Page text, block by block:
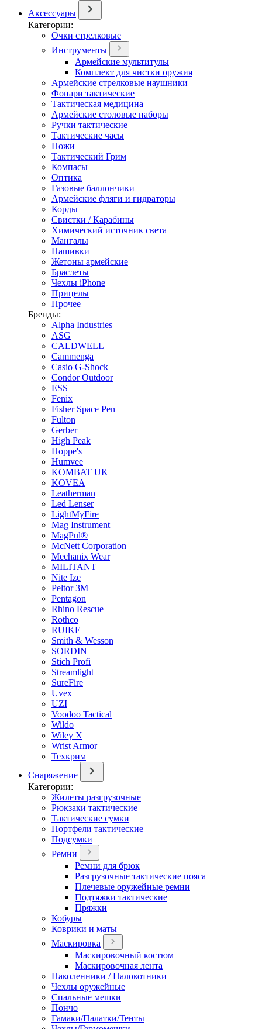
Аксессуары
Категории:
Очки стрелковые
Инструменты
Армейские мультитулы
Комплект для чистки оружия
Армейские стрелковые наушники
Фонари тактические
Тактическая медицина
Армейские столовые наборы
Ручки тактические
Тактические часы
Ножи
Тактический Грим
Компасы
Оптика
Газовые баллончики
Армейские фляги и гидраторы
Корды
Свистки / Карабины
Химический источник света
Мангалы
Нашивки
Жетоны армейские
Браслеты
Чехлы iPhone
Прицелы
Прочее
Бренды:
Alpha Industries
ASG
CALDWELL
Cammenga
Casio G-Shock
Condor Outdoor
ESS
Fenix
Fisher Space Pen
Fulton
Gerber
High Peak
Hoppe's
Humvee
KOMBAT UK
KOVEA
Leatherman
Led Lenser
LightMyFire
Mag Instrument
MagPul®
McNett Corporation
Mechanix Wear
MILITANT
Nite Ize
Peltor 3M
Pentagon
Rhino Rescue
Rothco
RUIKE
Smith & Wesson
SORDIN
Stich Profi
Streamlight
SureFire
Uvex
UZI
Voodoo Tactical
Wildo
Wiley X
Wrist Armor
Техкрим
Снаряжение
Категории:
Жилеты разгрузочные
Рюкзаки тактические
Тактические сумки
Портфели тактические
Подсумки
Ремни
Ремни для брюк
Разгрузочные тактические пояса
Плечевые оружейные ремни
Подтяжки тактические
Пряжки
Кобуры
Коврики и маты
Маскировка
Маскировочный костюм
Маскировочная лента
Наколенники / Налокотники
Чехлы оружейные
Спальные мешки
Пончо
Гамаки/Палатки/Тенты